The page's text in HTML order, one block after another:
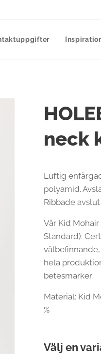
neck
Luftig
polyamid.
Ribbade
Vår Kid
Standard).
hela
betesmarker.
Material: Kid
%
Välj en